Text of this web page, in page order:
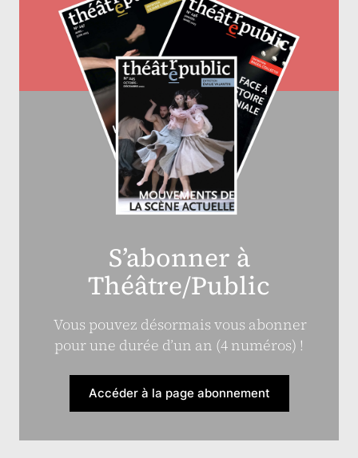
S’abonner à
Théâtre/Public
Vous pouvez désormais vous abonner
pour une durée d’un an (4 numéros) !
Accéder à la page abonnement